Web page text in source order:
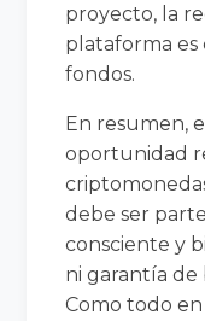
proyecto, la
plataforma es
fondos.
En resumen,
oportunidad
debe ser
consciente y
ni garantía de
Como todo